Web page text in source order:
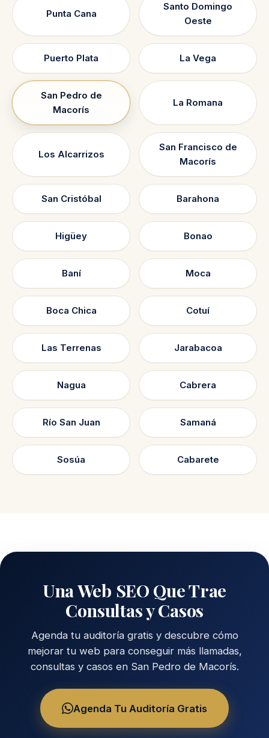
Punta Cana
Santo Domingo
Oeste
Puerto Plata La Vega
San Pedro de
Macorís
La Romana
Los Alcarrizos
San Francisco de
Macorís
San Cristóbal Barahona
Higüey Bonao
Baní Moca
Boca Chica Cotuí
Las Terrenas Jarabacoa
Nagua Cabrera
Río San Juan Samaná
Sosúa Cabarete
Una Web SEO Que Trae
Consultas y Casos
Agenda tu auditoría gratis y descubre cómo
mejorar tu web para conseguir más llamadas,
consultas y casos en San Pedro de Macorís.
Agenda Tu Auditoría Gratis